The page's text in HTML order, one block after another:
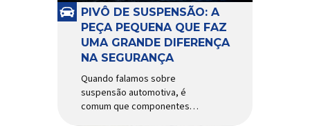
PIVÔ DE SUSPENSÃO: A
PEÇA PEQUENA QUE FAZ
UMA GRANDE DIFERENÇA
NA SEGURANÇA
Quando falamos sobre
suspensão automotiva, é
comum que componentes